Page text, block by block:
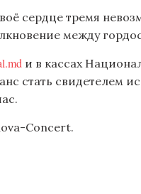
сердце тремя
между
и в кассах
стать свидетелем
Concert.